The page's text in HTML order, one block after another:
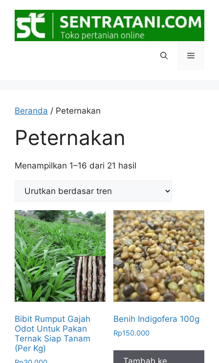
Menu
Beranda / Peternakan
Peternakan
Menampilkan 1–16 dari 21 hasil
popularitas
Bibit Rumput Gajah
Odot Untuk Pakan
Ternak Siap Tanam
(Per Kg)
Benih Indigofera 100g
Rp150.000
Tambah ke